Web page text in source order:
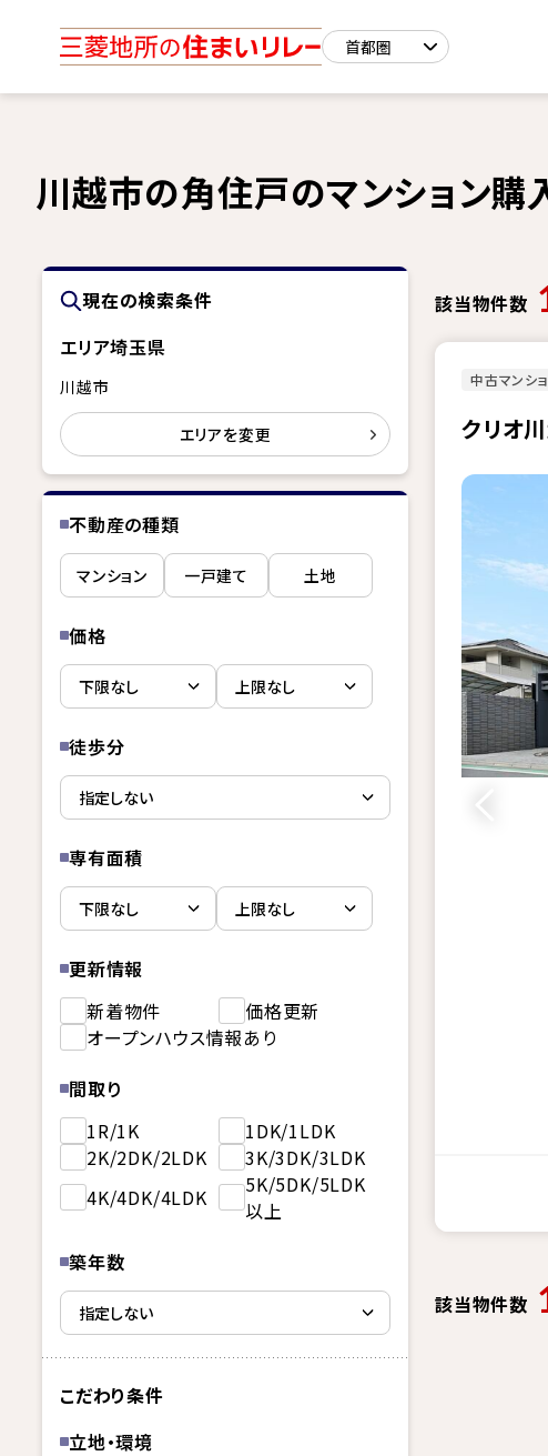
川越市の角住戸のマンション購
現在の検索条件
エリア埼玉県
川越市
エリアを変更
不動産の種類
マンション 一戸建て 土地
価格
徒歩分
専有面積
更新情報
新着物件
価格更新
オープンハウス情報あり
間取り
1R/1K
1DK/1LDK
2K/2DK/2LDK
3K/3DK/3LDK
4K/4DK/4LDK
5K/5DK/5LDK
以上
築年数
こだわり条件
立地・環境
該当物件数
中古マンシ
クリオ
該当物件数